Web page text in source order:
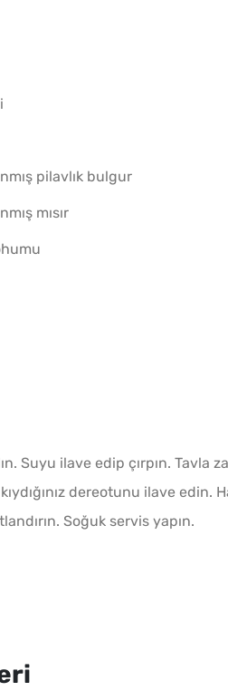
pilavlık bulgur
mısır
Suyu ilave edip çırpın. Tavla
dereotunu ilave edin.
Soğuk servis yapın.